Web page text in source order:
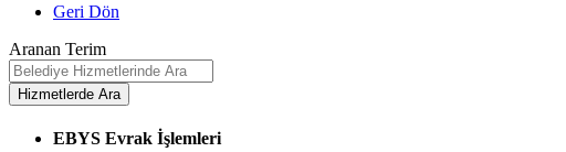
Geri Dön
Aranan Terim
EBYS Evrak İşlemleri